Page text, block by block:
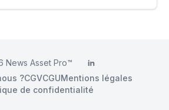
News Asset Pro™ LinkedIn
?CGVCGUMentions légales
de confidentialité